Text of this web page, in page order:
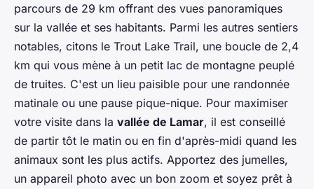
parcours de 29 km offrant des vues panoramiques
sur la vallée et ses habitants. Parmi les autres sentiers
notables, citons le Trout Lake Trail, une boucle de 2,4
km qui vous mène à un petit lac de montagne peuplé
de truites. C'est un lieu paisible pour une randonnée
matinale ou une pause pique-nique. Pour maximiser
votre visite dans la vallée de Lamar, il est conseillé
de partir tôt le matin ou en fin d'après-midi quand les
animaux sont les plus actifs. Apportez des jumelles,
un appareil photo avec un bon zoom et soyez prêt à